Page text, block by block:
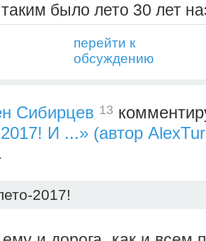
было лето 30 лет
перейти к
обсуждению
Сибирцев 13
И ...» (автор
2017!